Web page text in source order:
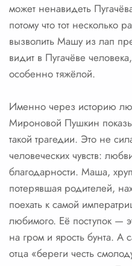
может ненавидеть
потому что тот несколько
вызволить Машу из лап
видит в Пугачёве
особенно тяжёлой.
Именно через историю
Мироновой Пушкин
такой трагедии. Это не
человеческих чувств:
благодарности. Маша,
потерявшая родителей,
поехать к самой
любимого. Её поступок —
на гром и ярость бунта. А
отца «береги честь